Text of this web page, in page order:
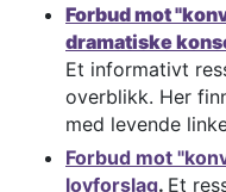
Forbud mot
dramatiske
Et informativt
overblikk. Her
med levende
Forbud mot
lovforslag. Et